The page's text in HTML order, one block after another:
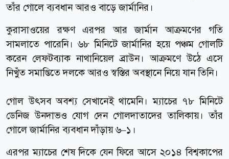
তাঁর গোলে ব্যবধান আরও বাড়ে জার্মানির।
কুরাসাওয়ের রক্ষণ এরপর আর জার্মান আক্রমণের গতি
সামলাতে পারেনি। ৬৮ মিনিটে জার্মানির হয়ে পঞ্চম গোলটি
করেন লেফটব্যাক নাথানিয়েল ব্রাউন। আক্রমণে উঠে এসে
নিখুঁত সমাপ্তিতে দলকে আরও স্বস্তির অবস্থানে নিয়ে যান তিনি।
গোল উৎসব অবশ্য সেখানেই থামেনি। ম্যাচের ৭৮ মিনিটে
ডেনিজ উনদাভও যোগ দেন গোলদাতাদের তালিকায়। তাঁর
গোলে জার্মানির ব্যবধান দাঁড়ায় ৬–১।
এরপর ম্যাচের শেষ দিকে যেন ফিরে আসে ২০১৪ বিশ্বকাপের